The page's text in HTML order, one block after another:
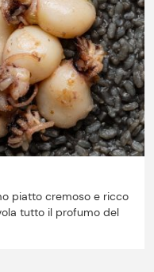
piatto cremoso e ricco
tutto il profumo del